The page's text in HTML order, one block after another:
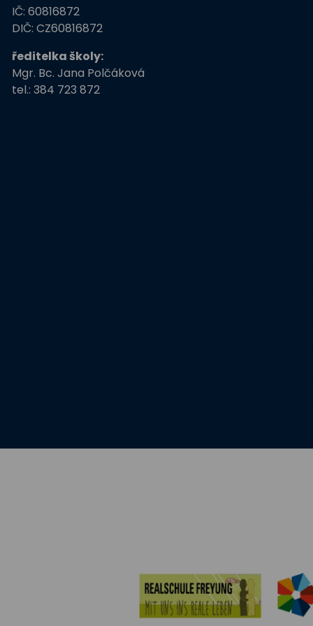
Stromy, skřeti, dřeváci
EU peníze školám
Živá zahrada
IČ: 60816872
DIČ: CZ60816872
ředitelka školy:
Mgr. Bc. Jana Polčáková
tel.: 384 723 872